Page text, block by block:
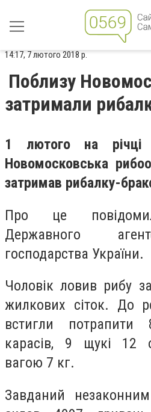
14:17, 7 лютого 2018 р.
Поблизу
затримали
1 лютого на річці
Новомосковська
затримав рибалку-
Про це
Державного
господарства України.
Чоловік ловив рибу
жилкових сіток. До
встигли потрапити
карасів, 9 щукі 12
вагою 7 кг.
Завданий